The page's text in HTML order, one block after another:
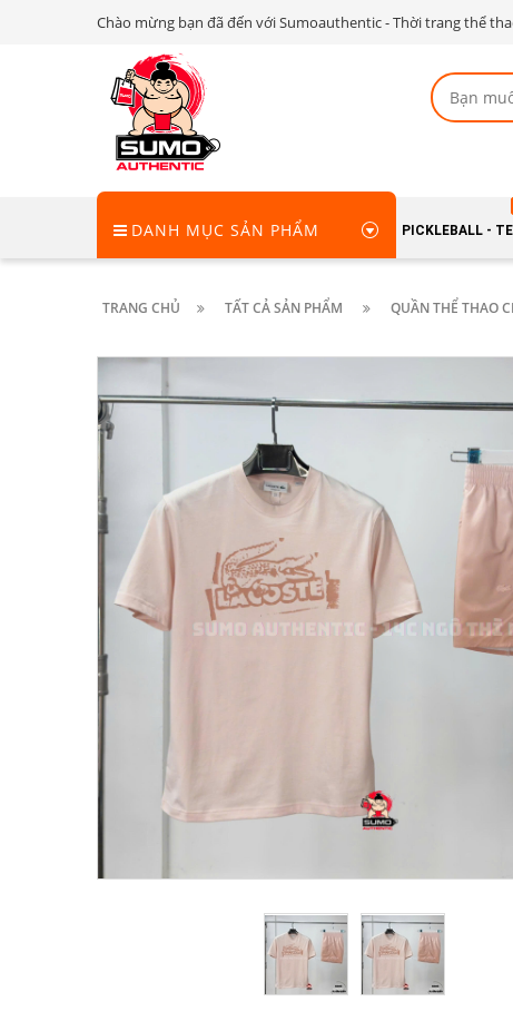
Chào mừng bạn đã đến với Sumoauthentic - Thời trang thể
DANH MỤC SẢN PHẨM PICKLEBALL -
TRANG CHỦ TẤT CẢ SẢN PHẨM QUẦN THỂ THAO